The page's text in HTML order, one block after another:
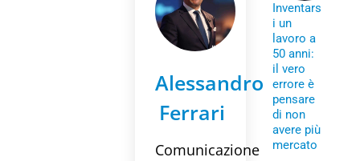
Alessandro
Ferrari
Comunicazione
Inventars
i un
lavoro a
50 anni:
il vero
errore è
pensare
di non
avere più
mercato